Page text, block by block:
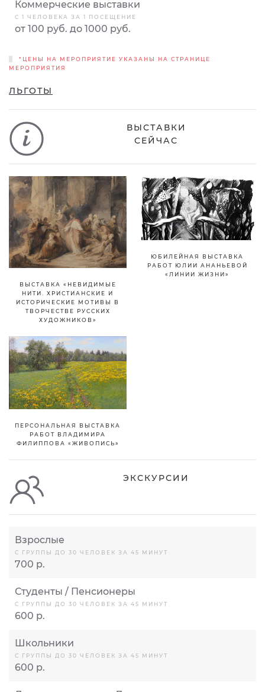
Коммерческие выставки
С 1 ЧЕЛОВЕКА ЗА 1 ПОСЕЩЕНИЕ
от 100 руб. до 1000 руб.
*ЦЕНЫ НА МЕРОПРИЯТИЕ УКАЗАНЫ НА СТРАНИЦЕ
МЕРОПРИЯТИЯ
ЛЬГОТЫ
ВЫСТАВКИ
СЕЙЧАС
ВЫСТАВКА «НЕВИДИМЫЕ
НИТИ. ХРИСТИАНСКИЕ И
ИСТОРИЧЕСКИЕ МОТИВЫ В
ТВОРЧЕСТВЕ РУССКИХ
ХУДОЖНИКОВ»
ЮБИЛЕЙНАЯ ВЫСТАВКА
РАБОТ ЮЛИИ АНАНЬЕВОЙ
«ЛИНИИ ЖИЗНИ»
ПЕРСОНАЛЬНАЯ ВЫСТАВКА
РАБОТ ВЛАДИМИРА
ФИЛИППОВА «ЖИВОПИСЬ»
ЭКСКУРСИИ
Взрослые
С ГРУППЫ ДО 30 ЧЕЛОВЕК ЗА 45 МИНУТ
700 р.
Студенты / Пенсионеры
С ГРУППЫ ДО 30 ЧЕЛОВЕК ЗА 45 МИНУТ
600 р.
Школьники
С ГРУППЫ ДО 30 ЧЕЛОВЕК ЗА 45 МИНУТ
600 р.